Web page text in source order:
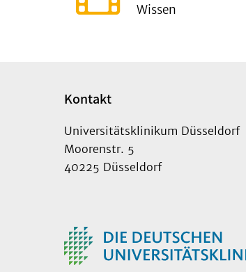
Wissen
Kontakt
Universitätsklinikum Düsseldorf
Moorenstr. 5
40225 Düsseldorf